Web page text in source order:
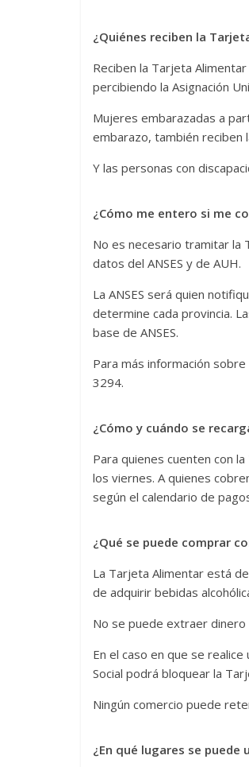
¿Quiénes reciben la
Reciben la Tarjeta
percibiendo la Asignación
Mujeres embarazadas a
embarazo, también reciben
Y las personas con
¿Cómo me entero si me
No es necesario tramitar la
datos del ANSES y de AUH.
La ANSES será quien
determine cada provincia.
base de ANSES.
Para más información
3294.
¿Cómo y cuándo se
Para quienes cuenten con la
los viernes. A quienes
según el calendario de
¿Qué se puede comprar
La Tarjeta Alimentar está
de adquirir bebidas
No se puede extraer dinero
En el caso en que se
Social podrá bloquear la
Ningún comercio puede
¿En qué lugares se